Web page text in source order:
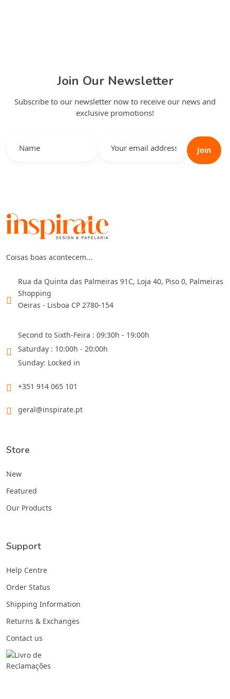
Join Our Newsletter
Subscribe to our newsletter now to receive our news and
exclusive promotions!
Join
Coisas boas acontecem...
Rua da Quinta das Palmeiras 91C, Loja 40, Piso 0, Palmeiras
Shopping
Oeiras - Lisboa CP 2780-154
Second to Sixth-Feira : 09:30h - 19:00h
Saturday : 10:00h - 20:00h
Sunday: Locked in
+351 914 065 101
geral@inspirate.pt
Store
New
Featured
Our Products
Support
Help Centre
Order Status
Shipping Information
Returns & Exchanges
Contact us